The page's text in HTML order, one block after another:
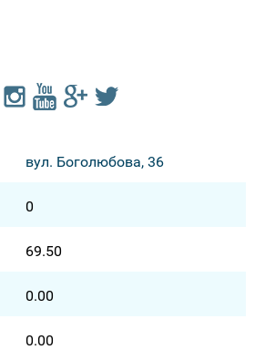
вул. Боголюбова, 36
0
69.50
0.00
0.00